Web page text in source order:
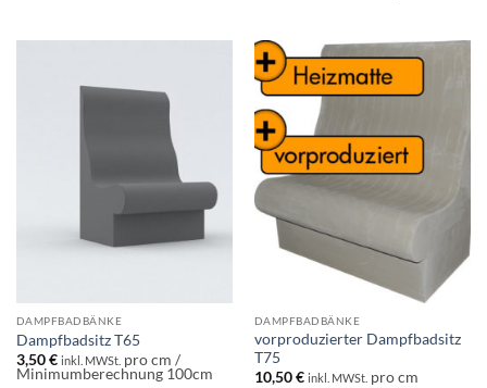
DAMPFBADBÄNKE
Dampfbadsitz T65
3,50€ inkl. MWSt. pro cm /
Minimumberechnung 100cm
DAMPFBADBÄNKE
vorproduzierter Dampfbadsitz
T75
10,50€ inkl. MWSt.pro cm